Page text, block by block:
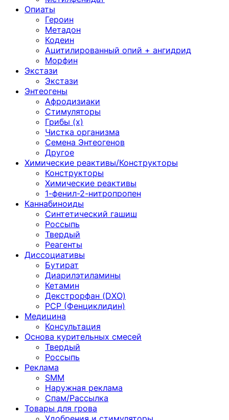
Опиаты
Героин
Метадон
Кодеин
Ацитилированный опий + ангидрид
Морфин
Экстази
Экстази
Энтеогены
Афродизиаки
Стимуляторы
Грибы (х)
Чистка организма
Семена Энтеогенов
Другое
Химические реактивы/Конструкторы
Конструкторы
Химические реактивы
1-фенил-2-нитропропен
Каннабиноиды
Синтетический гашиш
Россыпь
Твердый
Реагенты
Диссоциативы
Бутират
Диарилэтиламины
Кетамин
Декстрорфан (DXO)
PCP (Фенциклидин)
Медицина
Консультация
Основа курительных смесей
Твердый
Россыпь
Реклама
SMM
Наружная реклама
Спам/Рассылка
Товары для грова